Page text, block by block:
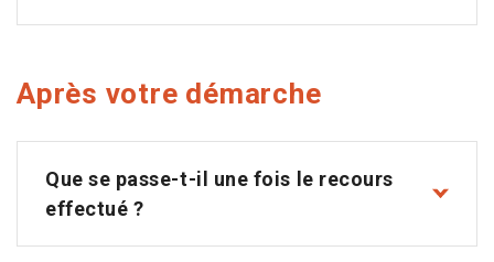
Après votre démarche
Que se passe-t-il une fois le recours
effectué ?